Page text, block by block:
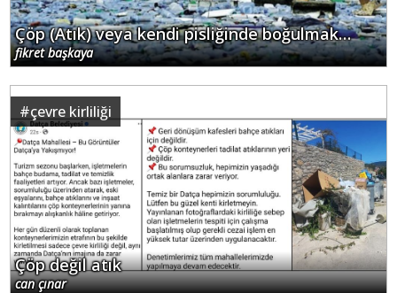
Çöp (Atık) veya kendi pisliğinde boğulmak…
fikret başkaya
#çevre kirliliği
Çöp değil atık
can çınar